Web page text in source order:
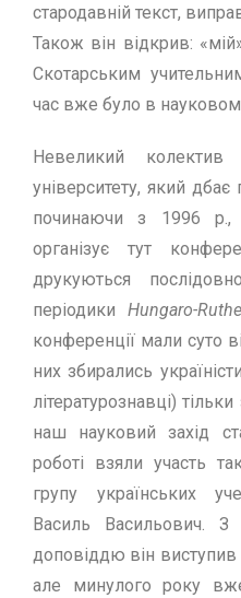
стародавнiй текст,
Також вiн вiдкрив:
Скотарським
час вже було в
Невеликий колектив
унiверситету, який
починаючи з 1996 р.,
органiзує тут
друкуються
перiодики Hungaro-
конференцiї мали суто
них збирались
лiтературознавцi)
наш науковий захiд
роботi взяли участь
групу українських
Василь Васильович.
доповiддю вiн виступив
але минулого року